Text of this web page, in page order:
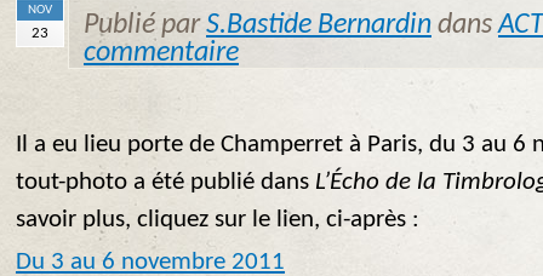
NOV
23 Publié parS.Bastide Bernardin dans
commentaire
Il a eu lieu porte de Champerret à Paris, du 3 au 6
tout-photo a été publié dans L’Écho de la
savoir plus, cliquez sur le lien, ci-après :
Du 3 au 6 novembre 2011